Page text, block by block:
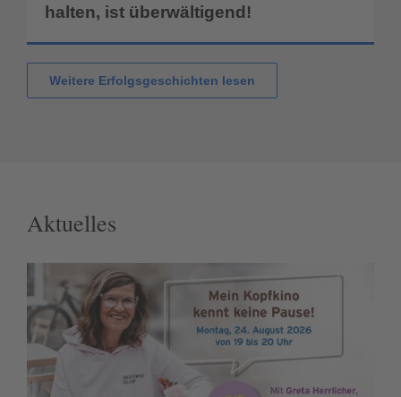
halten, ist überwältigend!
Weitere Erfolgsgeschichten lesen
Aktuelles